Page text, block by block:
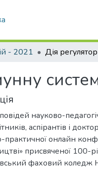
- 2021
науково-
аспірантів і
онлайн
присвяченої 100-
фаховий коледж